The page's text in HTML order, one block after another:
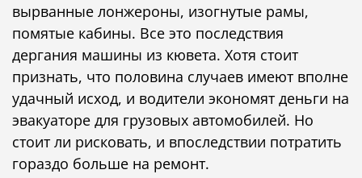
вырванные лонжероны, изогнутые рамы,
помятые кабины. Все это последствия
дергания машины из кювета. Хотя стоит
признать, что половина случаев имеют вполне
удачный исход, и водители экономят деньги на
эвакуаторе для грузовых автомобилей. Но
стоит ли рисковать, и впоследствии потратить
гораздо больше на ремонт.